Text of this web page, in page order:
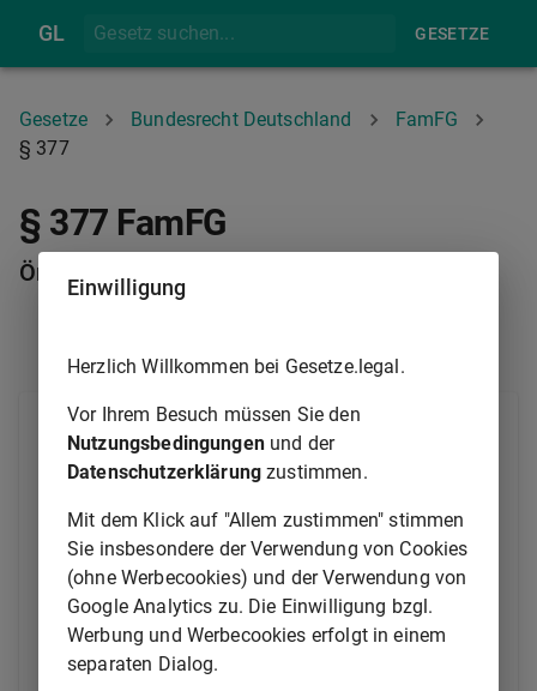
GL GESETZE
Gesetze Bundesrecht Deutschland
FamFG
§ 377
§ 377 FamFG
Örtliche Zuständigkeit
(1) Ausschließlich zuständig ist das Gericht, in
dessen Bezirk sich die Niederlassung des
Einzelkaufmanns, der Sitz der Gesellschaft, des
Versicherungsvereins, der Genossenschaft, der
Partnerschaft oder des Vereins befindet, soweit sich
aus den entsprechenden Gesetzen nichts anderes
ergibt.
(2) Für die Angelegenheiten, die den Gerichten in
Ansehung der nach dem Handelsgesetzbuch oder
Einwilligung
Herzlich Willkommen bei Gesetze.legal.
Vor Ihrem Besuch müssen Sie den
Nutzungsbedingungenund der
Datenschutzerklärung zustimmen.
Mit dem Klick auf "Allem zustimmen" stimmen
Sie insbesondere der Verwendung von Cookies
(ohne Werbecookies) und der Verwendung von
Google Analytics zu. Die Einwilligung bzgl.
Werbung und Werbecookies erfolgt in einem
separaten Dialog.